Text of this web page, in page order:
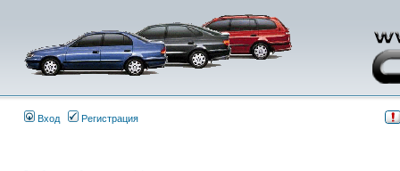
Вход Регистрация